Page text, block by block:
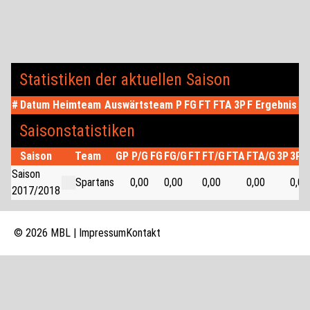
Statistiken der aktuellen Saison
# Datum Heimteam Auswärtsteam P FG FT FTA 3PF Ergebnis
Saisonstatistiken
Saison Team GP P/G FG FG/G FT FT/G FTA FTA/G 3P3P/
Saison
2017/2018
Spartans 0,00 0,00 0,00 0,00 0,00
© 2026 MBL | ImpressumKontakt